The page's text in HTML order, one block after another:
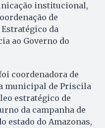
institucional,
de
da
ao Governo do
coordenadora de
municipal de Priscila
estratégico de
da campanha de
estado do Amazonas,